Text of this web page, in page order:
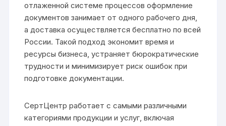
отлаженной системе процессов оформление
документов занимает от одного рабочего дня,
а доставка осуществляется бесплатно по всей
России. Такой подход экономит время и
ресурсы бизнеса, устраняет бюрократические
трудности и минимизирует риск ошибок при
подготовке документации.
СертЦентр работает с самыми различными
категориями продукции и услуг, включая